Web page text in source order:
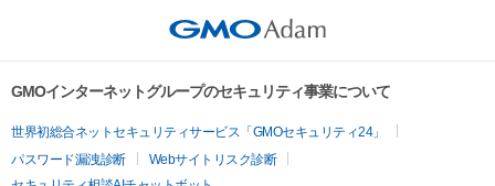
NFTの初出品を記念して、META歌舞伎NFTをご購入の上アンケ
ゼント致します。
アンケート受付期間：2022年4月16日（土）〜2022年5月31日
特典仕様：サイズ　約100×148mm／フルカラー
GMOインターネットグループのセキュリティ事業について
世界初総合ネットセキュリティサービス「GMOセキュリティ24」
パスワード漏洩診断
Webサイトリスク診断